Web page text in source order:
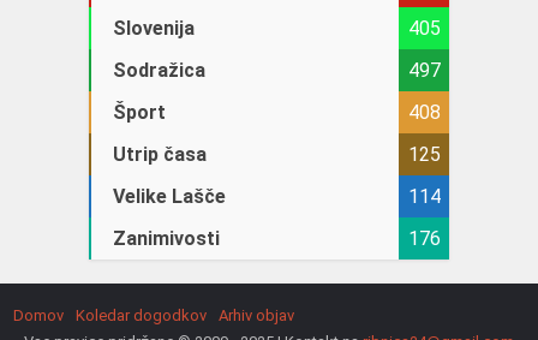
Slovenija
405
Sodražica
497
Šport
408
Utrip časa
125
Velike Lašče
114
Zanimivosti
176
Domov Koledar dogodkov
Arhiv objav